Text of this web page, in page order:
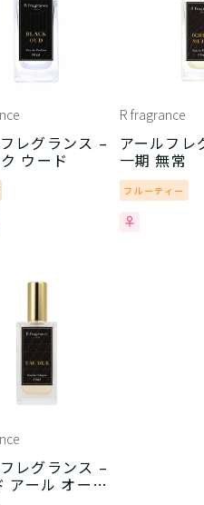
レグランス –
ウード
R fragrance
アールフレ
一期 無常
フルーティー
レグランス –
アール オーデ